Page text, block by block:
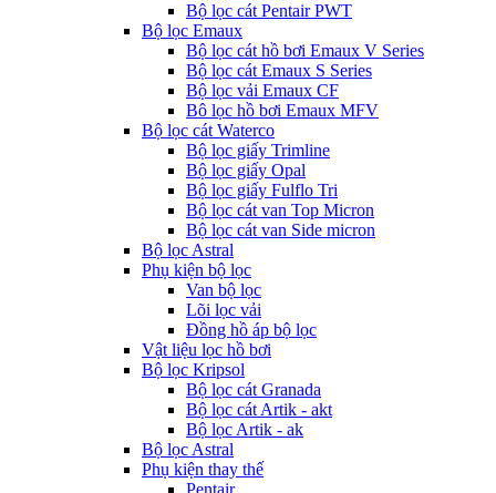
Bộ lọc cát Pentair PWT
Bộ lọc Emaux
Bộ lọc cát hồ bơi Emaux V Series
Bộ lọc cát Emaux S Series
Bộ lọc vải Emaux CF
Bô lọc hồ bơi Emaux MFV
Bộ lọc cát Waterco
Bộ lọc giấy Trimline
Bộ lọc giấy Opal
Bộ lọc giấy Fulflo Tri
Bộ lọc cát van Top Micron
Bộ lọc cát van Side micron
Bộ lọc Astral
Phụ kiện bộ lọc
Van bộ lọc
Lõi lọc vải
Đồng hồ áp bộ lọc
Vật liệu lọc hồ bơi
Bộ lọc Kripsol
Bộ lọc cát Granada
Bộ lọc cát Artik - akt
Bộ lọc Artik - ak
Bộ lọc Astral
Phụ kiện thay thế
Pentair